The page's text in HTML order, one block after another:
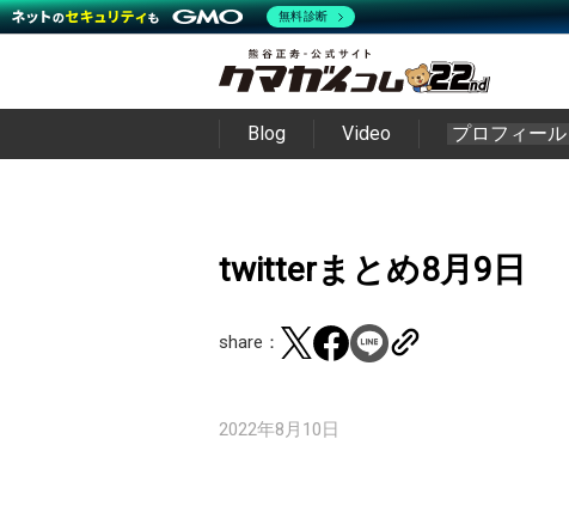
Blog Video プロフィール
twitterまとめ8月9日
share：
2022年8月10日
無料診断